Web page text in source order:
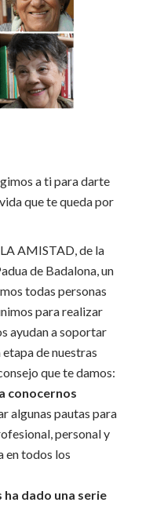
a ti para darte
que te queda por
AMISTAD, de la
de Badalona, ​​un
todas personas
para realizar
ayudan a soportar
de nuestras
que te damos:
conocernos
algunas pautas para
personal y
en todos los
ha dado una serie